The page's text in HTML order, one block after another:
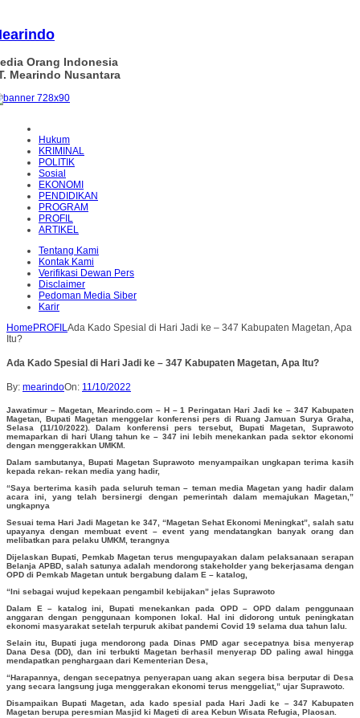
Orang Indonesia
Mearindo Nusantara
Hukum
KRIMINAL
POLITIK
Sosial
EKONOMI
PENDIDIKAN
PROGRAM
PROFIL
ARTIKEL
Tentang Kami
Kontak Kami
Verifikasi Dewan Pers
Disclaimer
Pedoman Media Siber
Karir
Home PROFILAda Kado Spesial di Hari Jadi ke – 347 Kabupaten Magetan, Apa
Itu?
Ada Kado Spesial di Hari Jadi ke – 347 Kabupaten Magetan, Apa Itu?
By: mearindoOn: 11/10/2022
Jawatimur – Magetan, Mearindo.com – H – 1 Peringatan Hari Jadi ke – 347 Kabupaten
Magetan, Bupati Magetan menggelar konferensi pers di Ruang Jamuan Surya Graha,
Selasa (11/10/2022). Dalam konferensi pers tersebut, Bupati Magetan, Suprawoto
memaparkan di hari Ulang tahun ke – 347 ini lebih menekankan pada sektor ekonomi
dengan menggerakkan UMKM.
Dalam sambutanya, Bupati Magetan Suprawoto menyampaikan ungkapan terima kasih
kepada rekan- rekan media yang hadir,
“Saya berterima kasih pada seluruh teman – teman media Magetan yang hadir dalam
acara ini, yang telah bersinergi dengan pemerintah dalam memajukan Magetan,”
ungkapnya
Sesuai tema Hari Jadi Magetan ke 347, “Magetan Sehat Ekonomi Meningkat”, salah satu
upayanya dengan membuat event – event yang mendatangkan banyak orang dan
melibatkan para pelaku UMKM, terangnya
Dijelaskan Bupati, Pemkab Magetan terus mengupayakan dalam pelaksanaan serapan
Belanja APBD, salah satunya adalah mendorong stakeholder yang bekerjasama dengan
OPD di Pemkab Magetan untuk bergabung dalam E – katalog,
“Ini sebagai wujud kepekaan pengambil kebijakan” jelas Suprawoto
Dalam E – katalog ini, Bupati menekankan pada OPD – OPD dalam penggunaan
anggaran dengan penggunaan komponen lokal. Hal ini didorong untuk peningkatan
ekonomi masyarakat setelah terpuruk akibat pandemi Covid 19 selama dua tahun lalu.
Selain itu, Bupati juga mendorong pada Dinas PMD agar secepatnya bisa menyerap
Dana Desa (DD), dan ini terbukti Magetan berhasil menyerap DD paling awal hingga
mendapatkan penghargaan dari Kementerian Desa,
“Harapannya, dengan secepatnya penyerapan uang akan segera bisa berputar di Desa
yang secara langsung juga menggerakan ekonomi terus menggeliat,” ujar Suprawoto.
Disampaikan Bupati Magetan, ada kado spesial pada Hari Jadi ke – 347 Kabupaten
Magetan berupa peresmian Masjid ki Mageti di area Kebun Wisata Refugia, Plaosan.